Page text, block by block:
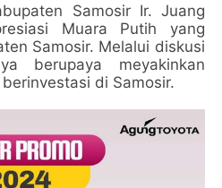
Samosir Ir. Juang
Muara Putih yang
Samosir. Melalui diskusi
berupaya meyakinkan
di Samosir.